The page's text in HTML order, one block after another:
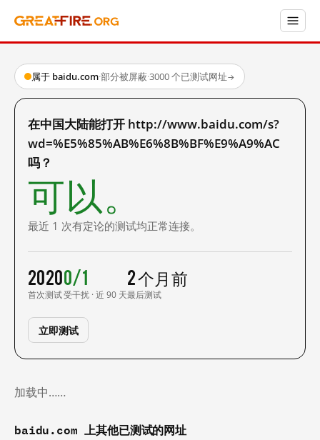
属于 baidu.com·部分被屏蔽·3000 个已测试网址→
在中国大陆能打开 http://www.baidu.com/s?
wd=%E5%85%AB%E6%8B%BF%E9%A9%AC
吗？
可以。
最近 1 次有定论的测试均正常连接。
2020
首次测试
0/1
受干扰 · 近 90 天
2 个月前
最后测试
立即测试
加载中……
baidu.com 上其他已测试的网址